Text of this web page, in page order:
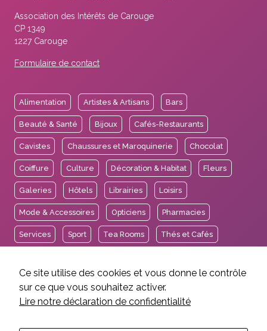
Association des Intérêts de Carouge
CP 1349
1227 Carouge
Formulaire de contact
Alimentation Artistes & Artisans Bars
Beauté & Santé Bijoux Cafés-Restaurants
Cavistes Chaussures et Maroquinerie Chocolat
Coiffure Culture Décoration & Habitat Fleurs
Galeries Hôtels Librairies Loisirs
Mode & Accessoires Opticiens Pharmacies
Services Sport Tea Rooms Thés et Cafés
Mentions légales et crédits
Ce site utilise des cookies et vous donne le contrôle
sur ce que vous souhaitez activer.
Lire notre déclaration de confidentialité